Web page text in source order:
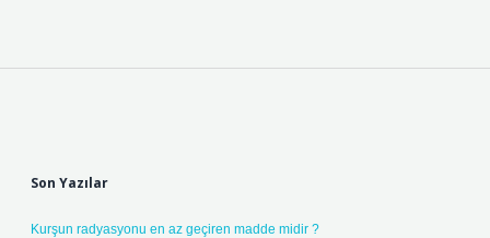
Son Yazılar
Kurşun radyasyonu en az geçiren madde midir ?